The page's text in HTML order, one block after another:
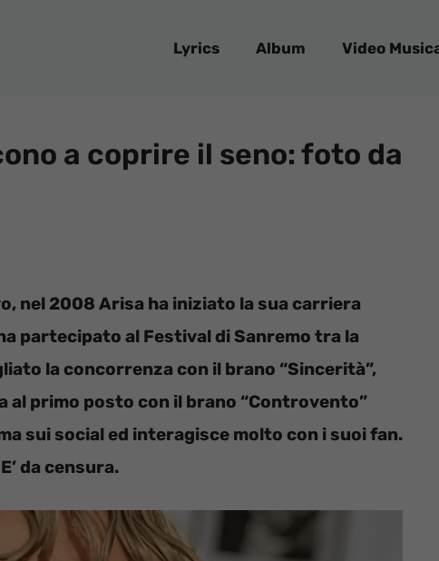
Lyrics Album Video
a coprire il seno: foto da
nel 2008 Arisa ha iniziato la sua carriera
partecipato al Festival di Sanremo tra la
la concorrenza con il brano “Sincerità”,
al primo posto con il brano “Controvento”
sui social ed interagisce molto con i suoi fan.
da censura.